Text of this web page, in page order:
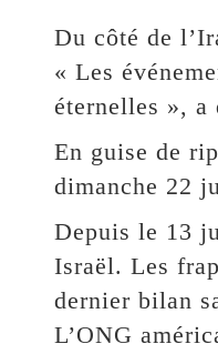
Du côté de
« Les
éternelles »,
En guise de
dimanche 22
Depuis le 13
Israël. Les
dernier bilan
L’ONG